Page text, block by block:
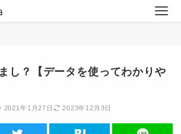
し？【データを使ってわかりや
2021年1月27日 2023年12月3日